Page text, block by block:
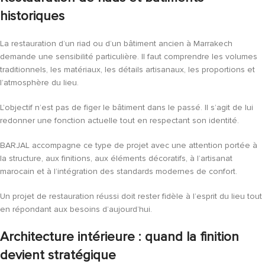
historiques
La restauration d’un riad ou d’un bâtiment ancien à Marrakech
demande une sensibilité particulière. Il faut comprendre les volumes
traditionnels, les matériaux, les détails artisanaux, les proportions et
l’atmosphère du lieu.
L’objectif n’est pas de figer le bâtiment dans le passé. Il s’agit de lui
redonner une fonction actuelle tout en respectant son identité.
BARJAL accompagne ce type de projet avec une attention portée à
la structure, aux finitions, aux éléments décoratifs, à l’artisanat
marocain et à l’intégration des standards modernes de confort.
Un projet de restauration réussi doit rester fidèle à l’esprit du lieu tout
en répondant aux besoins d’aujourd’hui.
Architecture intérieure : quand la finition
devient stratégique